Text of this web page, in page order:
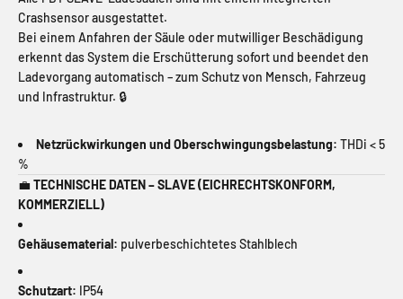
Crashsensor ausgestattet.
Bei einem Anfahren der Säule oder mutwilliger Beschädigung
erkennt das System die Erschütterung sofort und beendet den
Ladevorgang automatisch – zum Schutz von Mensch, Fahrzeug
und Infrastruktur. 🔒
Netzrückwirkungen und Oberschwingungsbelastung: THDi < 5
%
💼TECHNISCHE DATEN – SLAVE (EICHRECHTSKONFORM,
KOMMERZIELL)
Gehäusematerial: pulverbeschichtetes Stahlblech
Schutzart: IP54